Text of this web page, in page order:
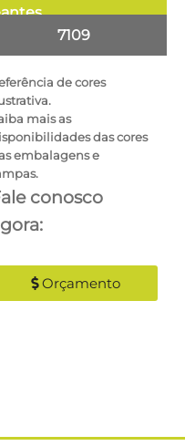
7109
de cores
mais as
das cores
embalagens e
conosco
Orçamento